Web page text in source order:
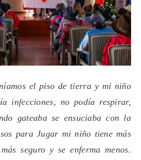
el piso de tierra y mi niño
infecciones, no podía respirar,
gateaba se ensuciaba con la
para Jugar mi niño tiene más
seguro y se enferma menos.